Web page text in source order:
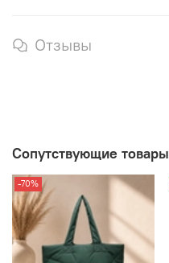
Отзывы
Сопутствующие товары
-70%